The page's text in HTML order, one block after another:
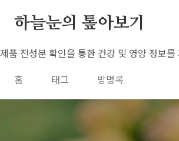
하늘눈의 톺아보기
제품 전성분 확인을 통한 건강 및 영양 정보를
홈
태그 방명록